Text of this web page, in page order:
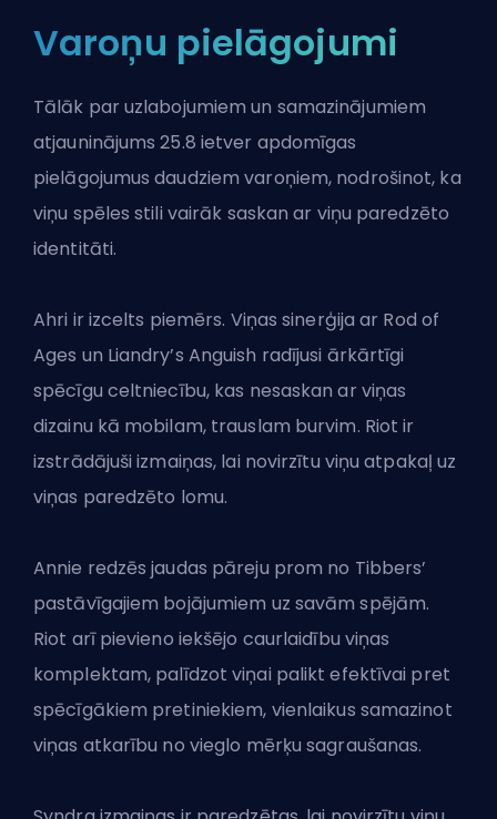
Varoņu pielāgojumi
Tālāk par uzlabojumiem un samazinājumiem
atjauninājums 25.8 ietver apdomīgas
pielāgojumus daudziem varoņiem, nodrošinot, ka
viņu spēles stili vairāk saskan ar viņu paredzēto
identitāti.
Ahri ir izcelts piemērs. Viņas sinerģija ar Rod of
Ages un Liandry’s Anguish radījusi ārkārtīgi
spēcīgu celtniecību, kas nesaskan ar viņas
dizainu kā mobilam, trauslam burvim. Riot ir
izstrādājuši izmaiņas, lai novirzītu viņu atpakaļ uz
viņas paredzēto lomu.
Annie redzēs jaudas pāreju prom no Tibbers’
pastāvīgajiem bojājumiem uz savām spējām.
Riot arī pievieno iekšējo caurlaidību viņas
komplektam, palīdzot viņai palikt efektīvai pret
spēcīgākiem pretiniekiem, vienlaikus samazinot
viņas atkarību no vieglo mērķu sagraušanas.